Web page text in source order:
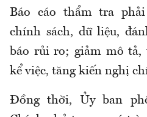
Báo cáo thẩm tra
chính sách, dữ liệu,
báo rủi ro; giảm mô tả,
kể việc, tăng kiến nghị
Đồng thời, Ủy ban